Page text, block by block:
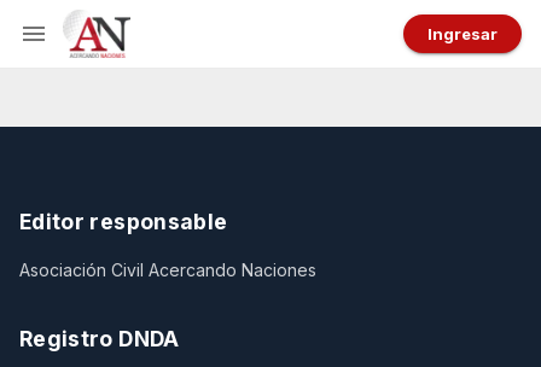
Ingresar
Editor responsable
Asociación Civil Acercando Naciones
Registro DNDA